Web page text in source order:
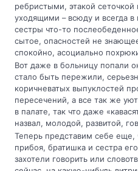
ребристыми, этакой
уходящими – всюду и всегда в
сестры что-то
сытое, опасностей не
спокойно, асоциально
Вот даже в больницу попали
стало быть пережили,
коричневатых выпуклостей
пересечений, а все так же
в палате, так что даже
назвал, молодой, развитой,
Теперь представим себе еще,
прибоя, братишка и сестра
захотели говорить или